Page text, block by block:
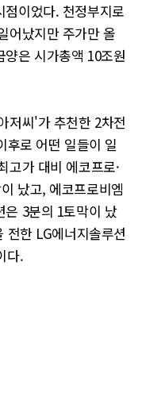
이었다. 천정부지로
어났지만 주가만 올
은 시가총액 10조원
저씨'가 추천한 2차전
후로 어떤 일들이 일
고가 대비 에코프로·
났고, 에코프로비엠
은 3분의 1토막이 났
전한 LG에너지솔루션
다.